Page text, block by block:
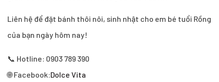
Liên hệ để đặt bánh thôi nôi, sinh nhật cho em bé tuổi Rồng
của bạn ngày hôm nay!
📞 Hotline: 0903 789 390
🌐 Facebook:Dolce Vita